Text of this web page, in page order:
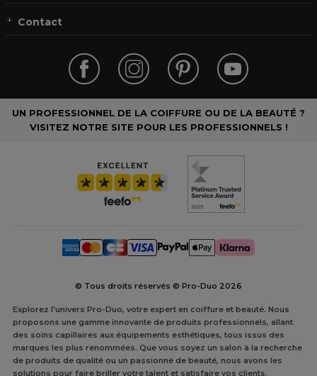
Contact
UN PROFESSIONNEL DE LA COIFFURE OU DE LA BEAUTÉ ?
VISITEZ NOTRE SITE POUR LES PROFESSIONNELS !
© Tous droits réservés © Pro-Duo 2026
Explorez l'univers Pro-Duo, votre expert en coiffure et beauté. Nous
proposons une gamme innovante de produits professionnels, allant
des soins capillaires aux équipements esthétiques, tous issus des
marques les plus renommées. Que vous soyez un salon à la recherche
de produits de qualité ou un passionné de beauté, nous avons les
solutions pour faire briller votre talent et satisfaire vos clients.